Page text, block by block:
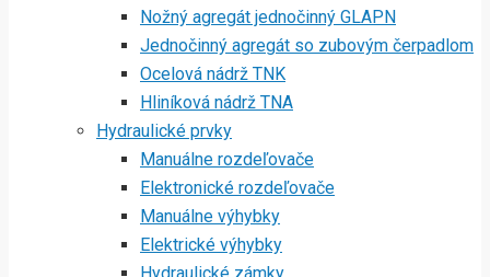
Nožný agregát jednočinný GLAPN
Jednočinný agregát so zubovým čerpadlom
Ocelová nádrž TNK
Hliníková nádrž TNA
Hydraulické prvky
Manuálne rozdeľovače
Elektronické rozdeľovače
Manuálne výhybky
Elektrické výhybky